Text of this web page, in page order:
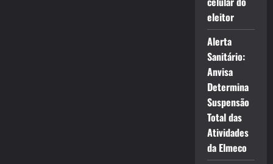
eleitor
Alerta
Sanitário:
Anvisa
Determina
Suspensão
Total das
Atividades
da Elmeco